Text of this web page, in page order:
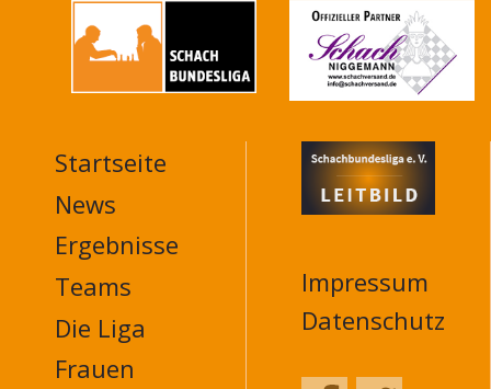
MAIN
NAVIGATION
FOOTER
Startseite
News
Ergebnisse
Teams
Die Liga
Frauen
Impressum
Datenschutz